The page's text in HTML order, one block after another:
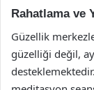
Rahatlama ve
Güzellik
güzelliği değil,